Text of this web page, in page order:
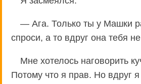
— Ага. Только ты у Машки
спроси, а то вдруг она тебя не
Мне хотелось наговорить
Потому что я прав. Но вдруг